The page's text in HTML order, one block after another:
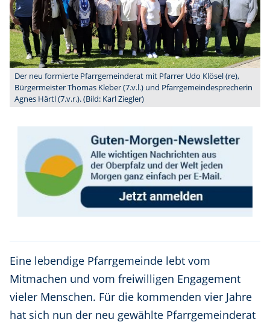
Der neu formierte Pfarrgemeinderat mit Pfarrer Udo Klösel (re),
Bürgermeister Thomas Kleber (7.v.l.) und Pfarrgemeindesprecherin
Agnes Härtl (7.v.r.). (Bild: Karl Ziegler)
Eine lebendige Pfarrgemeinde lebt vom
Mitmachen und vom freiwilligen Engagement
vieler Menschen. Für die kommenden vier Jahre
hat sich nun der neu gewählte Pfarrgemeinderat